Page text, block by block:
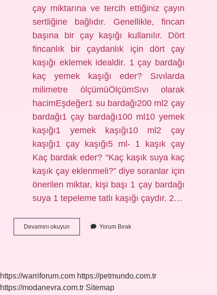
çay miktarına ve tercih ettiğiniz çayın
sertliğine bağlıdır. Genellikle, fincan
başına bir çay kaşığı kullanılır. Dört
fincanlık bir çaydanlık için dört çay
kaşığı eklemek idealdir. 1 çay bardağı
kaç yemek kaşığı eder? Sıvılarda
milimetre ölçümüÖlçümSıvı olarak
hacimEşdeğer1 su bardağı200 ml2 çay
bardağı1 çay bardağı100 ml10 yemek
kaşığı1 yemek kaşığı10 ml2 çay
kaşığı1 çay kaşığı5 ml- 1 kaşık çay
Kaç bardak eder? “Kaç kaşık suya kaç
kaşık çay eklenmeli?” diye soranlar için
önerilen miktar, kişi başı 1 çay bardağı
suya 1 tepeleme tatlı kaşığı çaydır. 2…
Devamını okuyun
Yemek
Yorum Bırak
https://warriforum.com https://petmundo.com.tr
https://modanevra.com.tr Sitemap